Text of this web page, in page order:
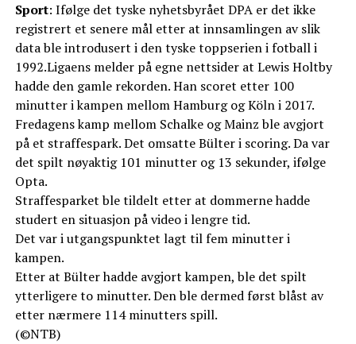
Sport: Ifølge det tyske nyhetsbyrået DPA er det ikke
registrert et senere mål etter at innsamlingen av slik
data ble introdusert i den tyske toppserien i fotball i
1992.Ligaens melder på egne nettsider at Lewis Holtby
hadde den gamle rekorden. Han scoret etter 100
minutter i kampen mellom Hamburg og Köln i 2017.
Fredagens kamp mellom Schalke og Mainz ble avgjort
på et straffespark. Det omsatte Bülter i scoring. Da var
det spilt nøyaktig 101 minutter og 13 sekunder, ifølge
Opta.
Straffesparket ble tildelt etter at dommerne hadde
studert en situasjon på video i lengre tid.
Det var i utgangspunktet lagt til fem minutter i
kampen.
Etter at Bülter hadde avgjort kampen, ble det spilt
ytterligere to minutter. Den ble dermed først blåst av
etter nærmere 114 minutters spill.
(©NTB)